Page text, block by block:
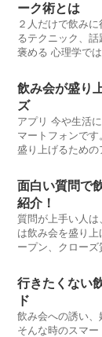
ーク術とは
２人だけで飲み
るテクニック、
褒める 心理学で
飲み会が盛り
ズ
アプリ 今や生活
マートフォンで
盛り上げるための
面白い質問で
紹介！
質問が上手い人
は飲み会を盛り
ープン、クローズ
行きたくない
ド
飲み会への誘い、
そんな時のスマ